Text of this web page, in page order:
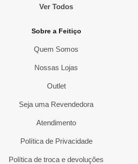
Ver Todos
Sobre a Feitiço
Quem Somos
Nossas Lojas
Outlet
Seja uma Revendedora
Atendimento
Política de Privacidade
Política de troca e devoluções